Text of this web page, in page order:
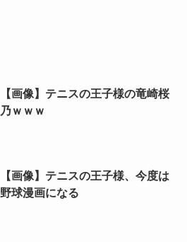
【画像】テニスの王子様の竜崎桜
乃ｗｗｗ
【画像】テニスの王子様、今度は
野球漫画になる